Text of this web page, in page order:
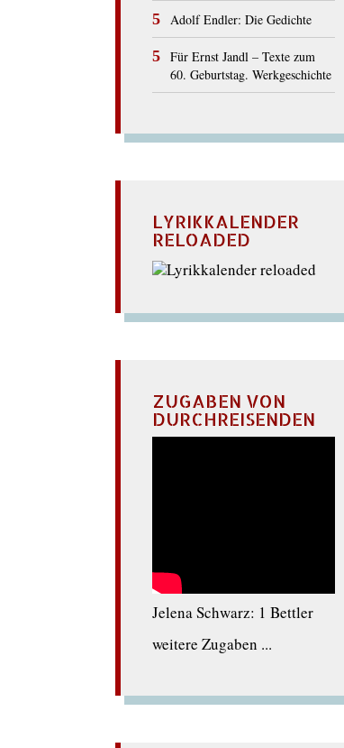
Adolf Endler: Die Gedichte
Für Ernst Jandl – Texte zum
60. Geburtstag. Werkgeschichte
LYRIKKALENDER
RELOADED
ZUGABEN VON
DURCHREISENDEN
Jelena Schwarz: 1 Bettler
weitere Zugaben ...